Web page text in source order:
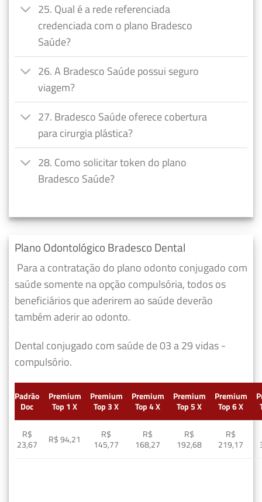
25. Qual é a rede referenciada
credenciada com o plano Bradesco
Saúde?
26. A Bradesco Saúde possui seguro
viagem?
27. Bradesco Saúde oferece cobertura
para cirurgia plástica?
28. Como solicitar token do plano
Bradesco Saúde?
Plano Odontológico Bradesco Dental
Para a contratação do plano odonto conjugado com
saúde somente na opção compulsória, todos os
beneficiários que aderirem ao saúde deverão
também aderir ao odonto.
Dental conjugado com saúde de 03 a 29 vidas -
compulsório.
Padrão
Doc
Premium
Top 1 X
Premium
Top 3 X
Premium
Top 4 X
Premium
Top 5 X
Premium
Top 6 X
R$
23,67
R$ 94,21
R$
145,77
R$
168,27
R$
192,68
R$
219,17